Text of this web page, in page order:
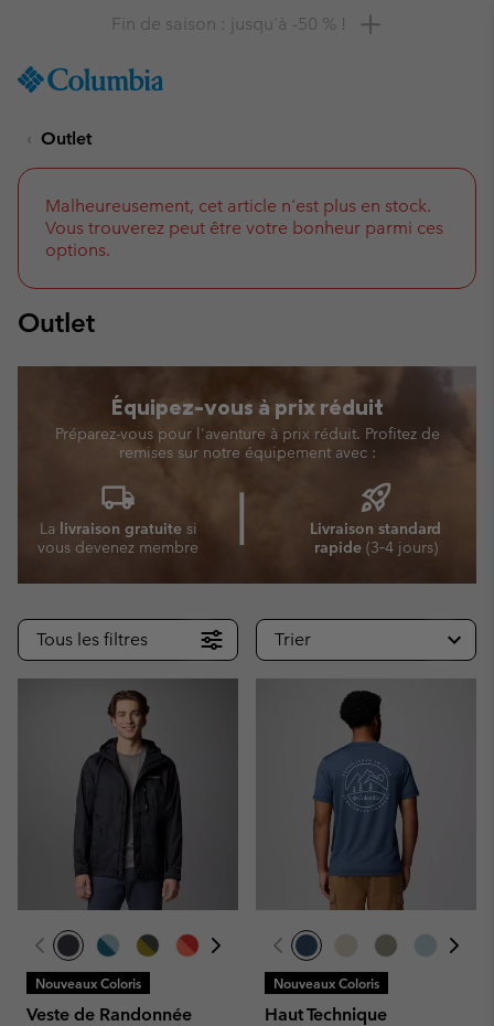
TO
SKIP
NAV
SKIP
TO
SEARCH
Remise de 10 % à saisir
Outlet
Malheureusement, cet article n'est plus en stock.
Vous trouverez peut être votre bonheur parmi ces
options.
Outlet
Équipez-vous à prix réduit
Préparez-vous pour l'aventure à prix réduit. Profitez de
remises sur notre équipement avec :
local_shipping
La livraison gratuitesi
vous devenez membre
rocket_launch
Livraison standard
rapide(3‑4 jours)
Tous les filtres Trier
Nouveaux Coloris
Veste de Randonnée
Nouveaux Coloris
Haut Technique